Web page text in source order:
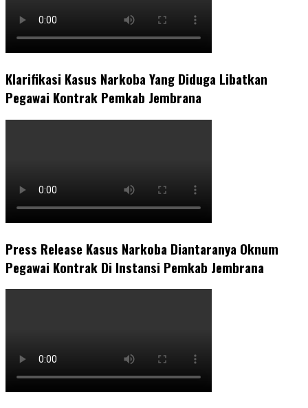
Klarifikasi Kasus Narkoba Yang Diduga Libatkan
Pegawai Kontrak Pemkab Jembrana
Press Release Kasus Narkoba Diantaranya Oknum
Pegawai Kontrak Di Instansi Pemkab Jembrana